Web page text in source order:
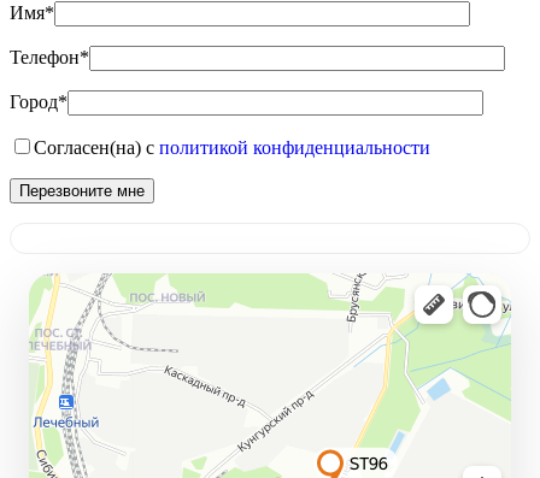
Имя*
Телефон*
Город*
Согласен(на) с политикой конфиденциальности